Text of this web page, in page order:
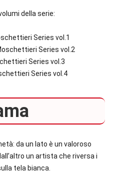
della serie:
Series vol.1
Series vol.2
Series vol.3
Series vol.4
da un lato è un valoroso
un artista che riversa i
tela bianca.